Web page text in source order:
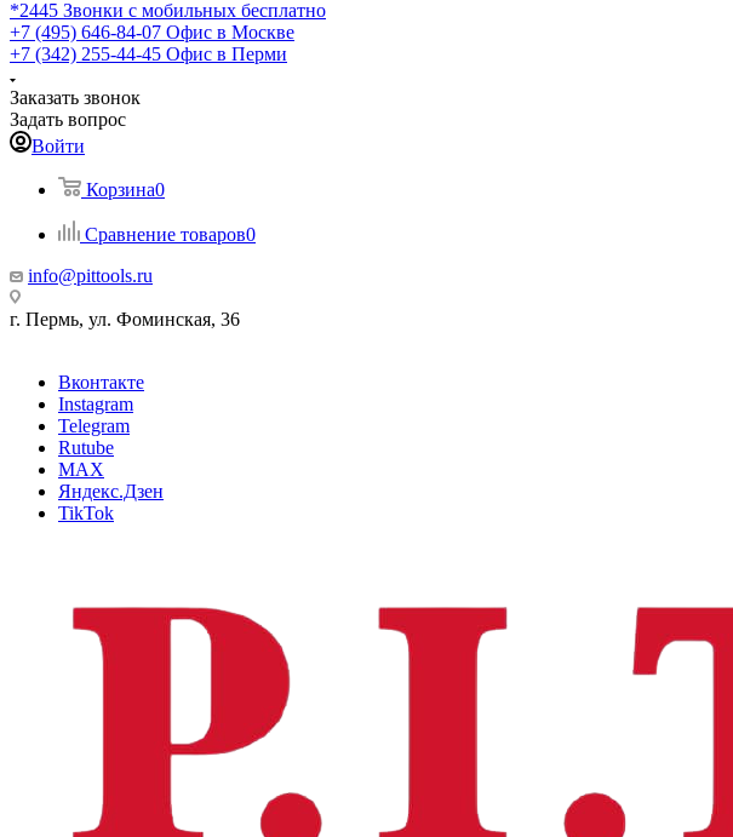
*2445 Звонки с мобильных бесплатно
+7 (495) 646-84-07 Офис в Москве
+7 (342) 255-44-45 Офис в Перми
Заказать звонок
Задать вопрос
Войти
Корзина0
Сравнение товаров0
info@pittools.ru
г. Пермь, ул. Фоминская, 36
Вконтакте
Instagram
Telegram
Rutube
MAX
Яндекс.Дзен
TikTok